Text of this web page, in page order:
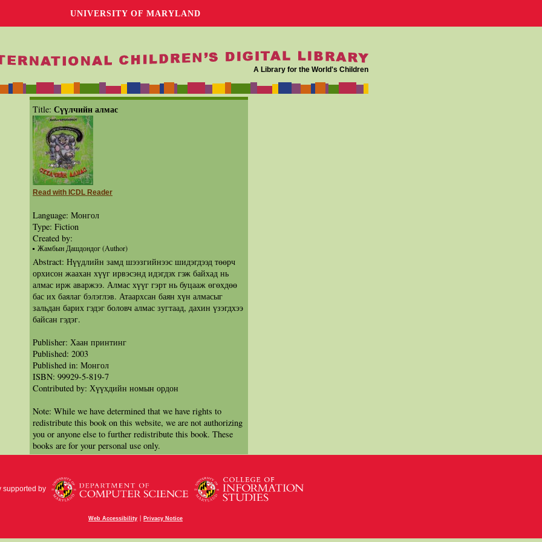
UNIVERSITY OF MARYLAND
A Library for the World's Children
Title: Сүүлчийн алмас
Read with ICDL Reader
Language: Монгол
Type: Fiction
Created by:
Жамбын Дашдондог (Author)
Abstract: Нүүдлийн замд шээзгийнээс шидэгдээд төөрч
орхисон жаахан хүүг ирвэсэнд идэгдэх гэж байхад нь
алмас ирж аваржээ. Алмас хүүг гэрт нь буцааж өгөхдөө
бас их баялаг бэлэглэв. Атаархсан баян хүн алмасыг
зальдан барих гэдэг боловч алмас зугтаад, дахин үзэгдхээ
байсан гэдэг.
Publisher: Хаан принтинг
Published: 2003
Published in: Монгол
ISBN: 99929-5-819-7
Contributed by: Хүүхдийн номын ордон
Note: While we have determined that we have rights to
redistribute this book on this website, we are not authorizing
you or anyone else to further redistribute this book. These
books are for your personal use only.
supported by
Web Accessibility | Privacy Notice